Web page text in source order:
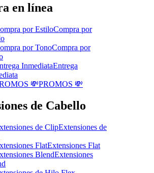
en línea
Compra por
Compra por
Entrega
PROMOS 💸
de Cabello
Extensiones de
Extensiones Flat
Extensiones